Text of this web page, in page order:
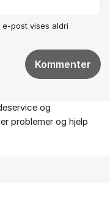
post vises aldri
Kommenter
og
problemer og hjelp